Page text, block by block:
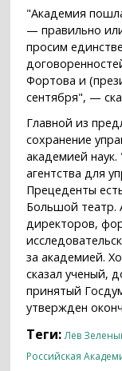
"Академия
— правильно
просим
Фортова и
сентября", —
Главной из
сохранение
академией
агентства для
Прецеденты
Большой театр.
директоров,
за академией.
сказал ученый,
принятый
утвержден
Теги:Лев
Российская